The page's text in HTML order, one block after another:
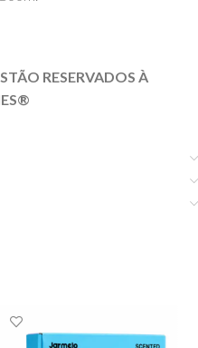
RESERVADOS À